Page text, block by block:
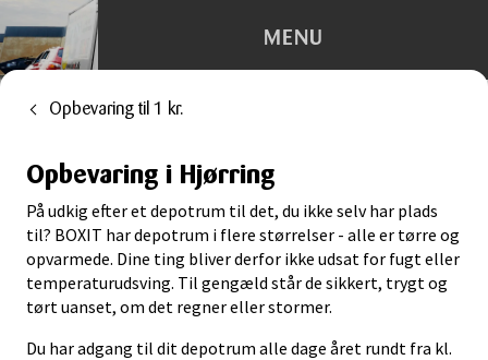
Opbevaring til 1 kr.
Opbevaring i Hjørring
På udkig efter et depotrum til det, du ikke selv har plads
til? BOXIT har depotrum i flere størrelser - alle er tørre og
opvarmede. Dine ting bliver derfor ikke udsat for fugt eller
temperaturudsving. Til gengæld står de sikkert, trygt og
tørt uanset, om det regner eller stormer.
Du har adgang til dit depotrum alle dage året rundt fra kl.
MENU
Depotrum
Container
Flytning
Kontorhotel
Trailerudlejning